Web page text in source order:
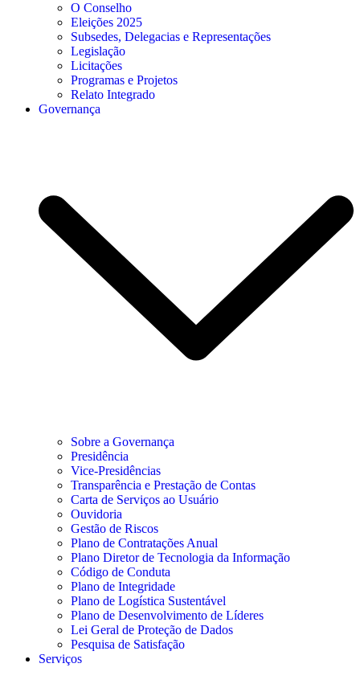
O Conselho
Eleições 2025
Subsedes, Delegacias e Representações
Legislação
Licitações
Programas e Projetos
Relato Integrado
Governança
Sobre a Governança
Presidência
Vice-Presidências
Transparência e Prestação de Contas
Carta de Serviços ao Usuário
Ouvidoria
Gestão de Riscos
Plano de Contratações Anual
Plano Diretor de Tecnologia da Informação
Código de Conduta
Plano de Integridade
Plano de Logística Sustentável
Plano de Desenvolvimento de Líderes
Lei Geral de Proteção de Dados
Pesquisa de Satisfação
Serviços